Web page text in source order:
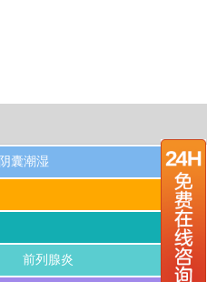
阴囊潮湿
前列腺炎